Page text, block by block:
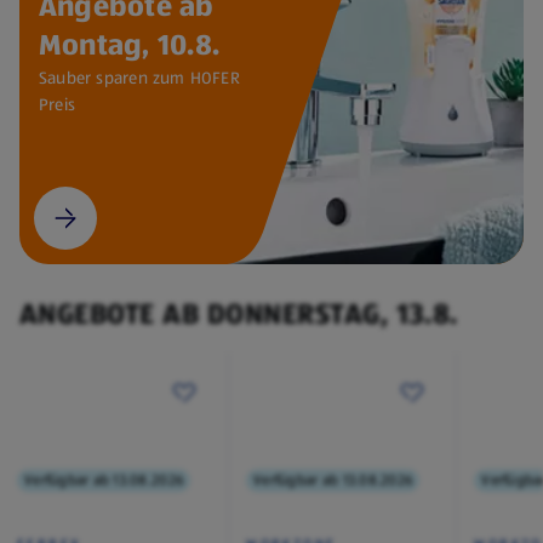
Montag, 10.8.
Sauber sparen zum HOFER
Preis
ANGEBOTE AB DONNERSTAG, 13.8.
Verfügbar ab 13.08.2026 Verfügbar ab 13.08.2026